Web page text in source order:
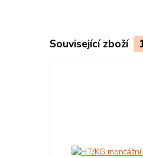
Související zboží